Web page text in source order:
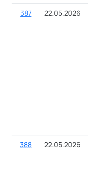
387 22.05.2026
388 22.05.2026